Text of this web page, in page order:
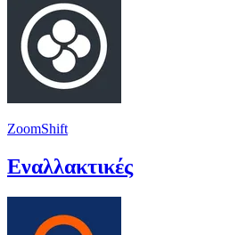
ZoomShift
Εναλλακτικές